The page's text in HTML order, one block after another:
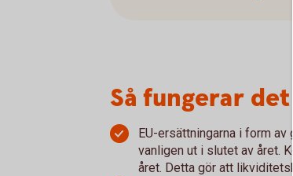
Så fungerar det
EU-ersättningarna i form av
vanligen ut i slutet av året.
året. Detta gör att